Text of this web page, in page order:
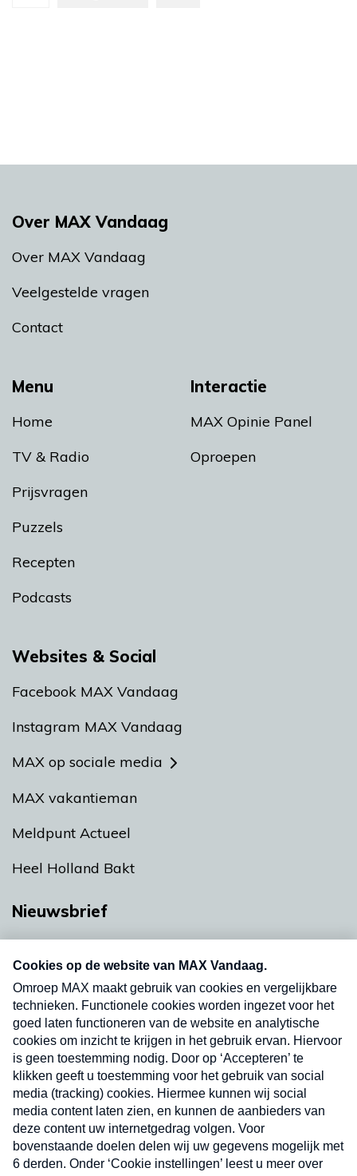
Menu
Home
TV & Radio
Prijsvragen
Puzzels
Recepten
Podcasts
Interactie
MAX Opinie Panel
Oproepen
Over MAX Vandaag
Over MAX Vandaag
Veelgestelde vragen
Contact
Websites & Social
Facebook MAX Vandaag
Instagram MAX Vandaag
MAX op sociale media
MAX vakantieman
Meldpunt Actueel
Heel Holland Bakt
Nieuwsbrief
nieuwsbrief. Elke vrijdag- en dinsdagochtend in
uw mailbox.
Verzend